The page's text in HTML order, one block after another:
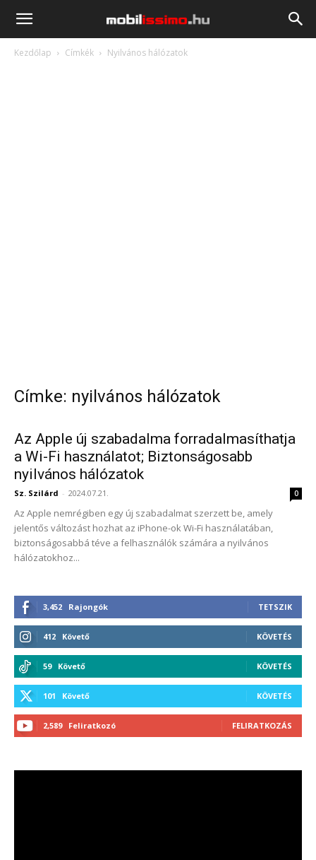
Mobilissimo.hu
Kezdőlap Címkék Nyilvános hálózatok
Címke: nyilvános hálózatok
Az Apple új szabadalma forradalmasíthatja
a Wi-Fi használatot; Biztonságosabb
nyilvános hálózatok
Sz. Szilárd - 2024.07.21. 0
Az Apple nemrégiben egy új szabadalmat szerzett be, amely
jelentős változást hozhat az iPhone-ok Wi-Fi használatában,
biztonságosabbá téve a felhasználók számára a nyilvános
hálózatokhoz...
3,452 Rajongók TETSZIK
412 Követő KÖVETÉS
59 Követő KÖVETÉS
101 Követő KÖVETÉS
2,589 Feliratkozó FELIRATKOZÁS